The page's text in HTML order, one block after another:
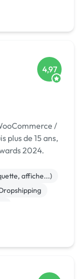
4,97
/
plus de 15 ans,
2024.
affiche...)